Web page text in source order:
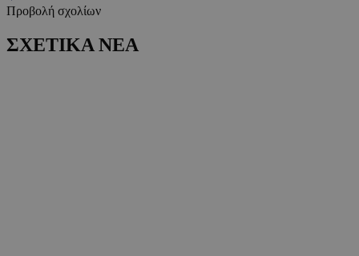
Προβολή σχολίων
ΣΧΕΤΙΚΑ ΝΕΑ